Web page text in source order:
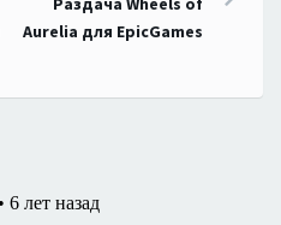
Aurelia для EpicGames